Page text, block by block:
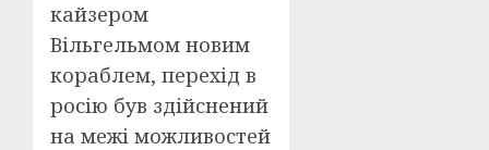
кайзером
Вільгельмом новим
кораблем, перехід в
росію був здійснений
на межі можливостей